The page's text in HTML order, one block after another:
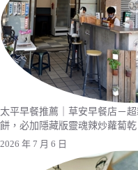
太平早餐推薦｜草安早餐店－
餅，必加隱藏版靈魂辣炒蘿蔔乾
2026 年 7 月 6 日